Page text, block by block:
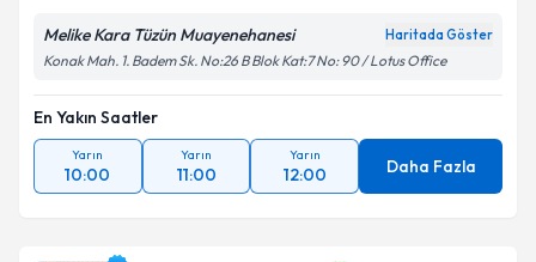
Melike Kara Tüzün Muayenehanesi Haritada Göster
Konak Mah. 1. Badem Sk. No:26 B Blok Kat:7 No: 90 / Lotus Office
En Yakın Saatler
Yarın
10:00
Yarın
11:00
Yarın
12:00 Daha Fazla